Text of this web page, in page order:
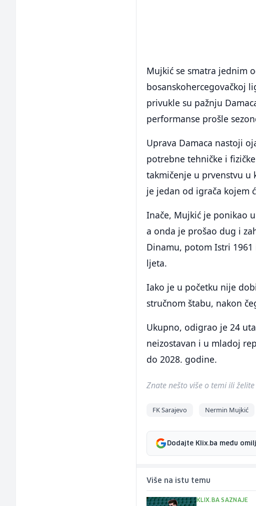
Mujkić se smatra jednim
bosanskohercegovačkoj
privukle su pažnju
performanse prošle
Uprava Damaca nastoji
potrebne tehničke i
takmičenje u prvenstvu u
je jedan od igrača kojem
Inače, Mujkić je ponikao
a onda je prošao dug i
Dinamu, potom Istri
ljeta.
Iako je u početku nije
stručnom štabu, nakon
Ukupno, odigrao je 24
neizostavan i u mladoj
do 2028. godine.
Znate nešto više o temi ili
FK Sarajevo Nermin Mujkić
Dodajte Klix.ba među
Više na istu temu
KLIX.BA SAZNAJE